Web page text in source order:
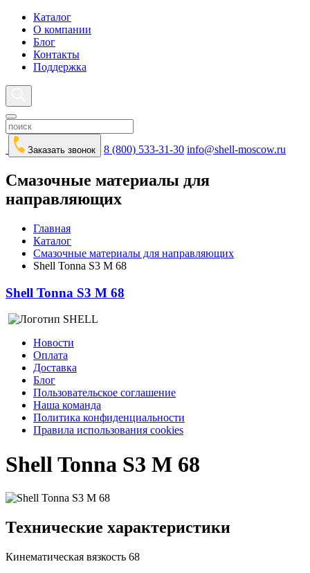
Каталог
О компании
Блог
Контакты
Поддержка
Заказать звонок 8 (800) 533-31-30 info@shell-moscow.ru
Смазочные материалы для
направляющих
Главная
Каталог
Смазочные материалы для направляющих
Shell Tonna S3 M 68
Shell Tonna S3 M 68
Новости
Оплата
Доставка
Блог
Пользовательское соглашение
Наша команда
Политика конфиденциальности
Правила использования cookies
Shell Tonna S3 M 68
Технические характеристики
Кинематическая вязкость 68